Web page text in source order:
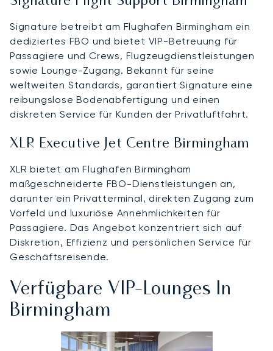
Signature betreibt am Flughafen Birmingham ein
dediziertes FBO und bietet VIP-Betreuung für
Passagiere und Crews, Flugzeugdienstleistungen
sowie Lounge-Zugang. Bekannt für seine
weltweiten Standards, garantiert Signature eine
reibungslose Bodenabfertigung und einen
diskreten Service für Kunden der Privatluftfahrt.
XLR Executive Jet Centre Birmingham
XLR bietet am Flughafen Birmingham
maßgeschneiderte FBO-Dienstleistungen an,
darunter ein Privatterminal, direkten Zugang zum
Vorfeld und luxuriöse Annehmlichkeiten für
Passagiere. Das Angebot konzentriert sich auf
Diskretion, Effizienz und persönlichen Service für
Geschäftsreisende.
Verfügbare VIP-Lounges In
Birmingham